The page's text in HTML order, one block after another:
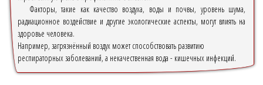
Факторы, такие как качество воздуха, воды и почвы, уровень шума,
радиационное воздействие и другие экологические аспекты, могут влиять на
здоровье человека.
Например, загрязнённый воздух может способствовать развитию
респираторных заболеваний, а некачественная вода - кишечных инфекций.